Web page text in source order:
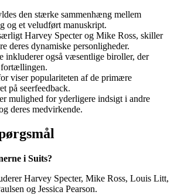
den stærke sammenhæng mellem
og et veludført manuskript.
Harvey Specter og Mike Ross, skiller
deres dynamiske personligheder.
inkluderer også væsentlige biroller, der
viser populariteten af de primære
på seerfeedback.
mulighed for yderligere indsigt i andre
deres medvirkende.
i Suits?
Harvey Specter, Mike Ross, Louis Litt,
og Jessica Pearson.